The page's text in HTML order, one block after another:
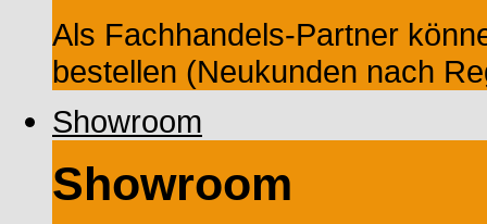
Als Fachhandels-Partner
bestellen (Neukunden nach
Showroom
Showroom